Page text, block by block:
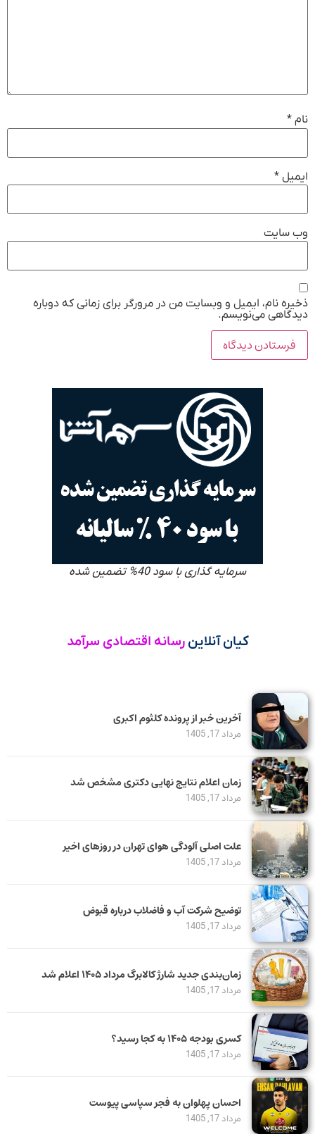
نام *
ایمیل *
وب‌ سایت
ذخیره نام، ایمیل و وبسایت من در مرورگر برای زمانی که دوباره
دیدگاهی می‌نویسم.
سرمایه گذاری با سود 40% تضمین شده
کیان آنلاین رسانه اقتصادی سرآمد
آخرین خبر از پرونده کلثوم اکبری
مرداد 17, 1405
زمان اعلام نتایج نهایی دکتری مشخص شد
مرداد 17, 1405
علت اصلی آلودگی هوای تهران در روزهای اخیر
مرداد 17, 1405
توضیح شرکت آب و فاضلاب درباره قبوض
مرداد 17, 1405
زمان‌بندی جدید شارژ کالابرگ مرداد ۱۴۰۵ اعلام شد
مرداد 17, 1405
کسری بودجه ۱۴۰۵ به کجا رسید؟
مرداد 17, 1405
احسان پهلوان به فجر سپاسی پیوست
مرداد 17, 1405